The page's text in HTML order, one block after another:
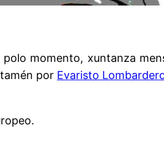
momento, xuntanza
por Evaristo